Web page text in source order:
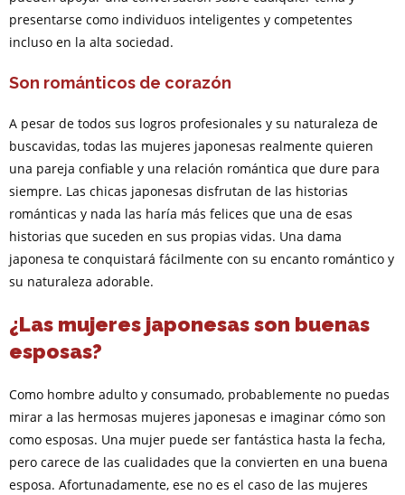
presentarse como individuos inteligentes y competentes
incluso en la alta sociedad.
Son románticos de corazón
A pesar de todos sus logros profesionales y su naturaleza de
buscavidas, todas las mujeres japonesas realmente quieren
una pareja confiable y una relación romántica que dure para
siempre. Las chicas japonesas disfrutan de las historias
románticas y nada las haría más felices que una de esas
historias que suceden en sus propias vidas. Una dama
japonesa te conquistará fácilmente con su encanto romántico y
su naturaleza adorable.
¿Las mujeres japonesas son buenas
esposas?
Como hombre adulto y consumado, probablemente no puedas
mirar a las hermosas mujeres japonesas e imaginar cómo son
como esposas. Una mujer puede ser fantástica hasta la fecha,
pero carece de las cualidades que la convierten en una buena
esposa. Afortunadamente, ese no es el caso de las mujeres